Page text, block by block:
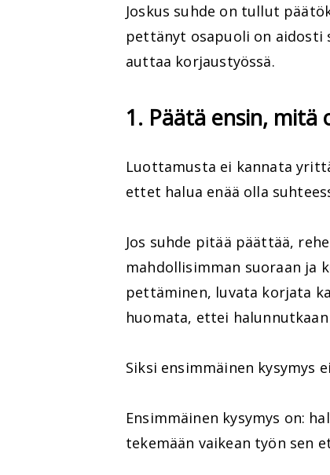
Joskus suhde on tullut
pettänyt osapuoli on aidosti
auttaa korjaustyössä.
1. Päätä ensin, mitä
Luottamusta ei kannata
ettet halua enää olla
Jos suhde pitää päättää,
mahdollisimman suoraan ja
pettäminen, luvata korjata
huomata, ettei halunnutkaan
Siksi ensimmäinen kysymys
Ensimmäinen kysymys on:
tekemään vaikean työn sen